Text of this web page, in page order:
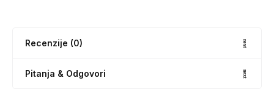
Recenzije (0)
Pitanja & Odgovori